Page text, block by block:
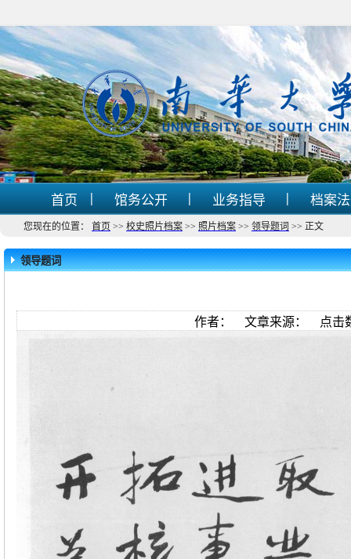
首页 | 馆务公开 | 业务指导 | 档案
您现在的位置： 首页 >> 校史照片档案 >> 照片档案 >> 领导题词 >> 正文
领导题词
作者： 文章来源： 点击